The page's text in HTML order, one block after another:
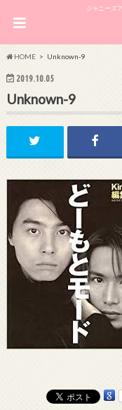
ジャニーズ
HOME Unknown-9
2019.10.05
Unknown-9